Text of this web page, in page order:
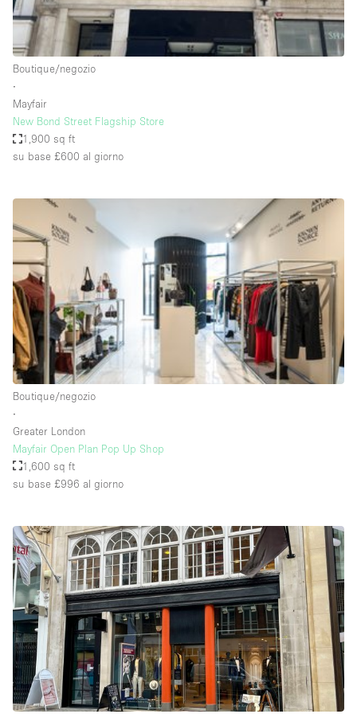
Elettricità
Esposizione di Automobili
Impianto audiovisivo
Industriale
Licenza per Liquori
Livello strada
Luce Diurna
Magazzino
Parcheggio privato
Piano terra
Raw
Sistema di sicurezza
Smoking Area
Soundproof
Stile Haussmann
Terrace
Tetto / Terrazza
Vetrina
Vista incredibile
Water Access
Boutique/negozio
∙
Mayfair
New Bond Street Flagship Store
1,900 sq ft
su base £600 al giorno
Boutique/negozio
∙
Greater London
Mayfair Open Plan Pop Up Shop
1,600 sq ft
su base £996 al giorno